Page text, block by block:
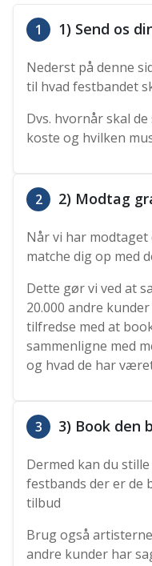
1 1) Send os
Nederst på denne
til hvad festbandet
Dvs. hvornår skal
koste og hvilken
2 2) Modtag
Når vi har
matche dig op med
Dette gør vi ved at
20.000 andre
tilfredse med at
sammenligne med
og hvad de har
3 3) Book den
Dermed kan du
festbands der er de
tilbud
Brug også
andre kunder har